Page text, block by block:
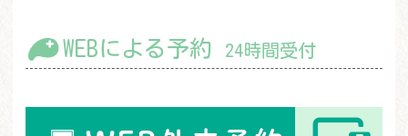
WEBによる予約 24時間受付